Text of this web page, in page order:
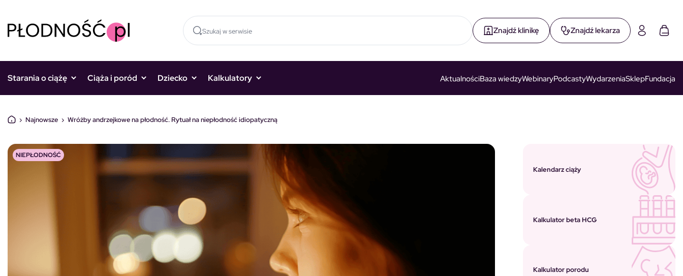
Znajdź klinikę Znajdź lekarza
Starania o ciążę Ciąża i poród Dziecko Kalkulatory AktualnościBaza wiedzyWebinaryPodcastyWydarzeniaSklepFundacja
› Najnowsze › Wróżby andrzejkowe na płodność. Rytuał na niepłodność idiopatyczną
NIEPŁODNOŚĆ
Kalendarz ciąży
Kalkulator beta HCG
Kalkulator porodu